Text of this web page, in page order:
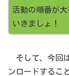
活動の順番が
いきましょ！
そして、今回
ンロードするこ